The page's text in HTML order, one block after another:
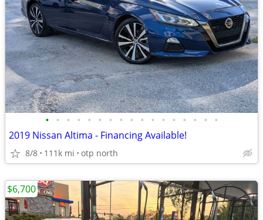
• • • • • • • • • • • • • • • • •
2019 Nissan Altima - Financing Available!
8/8 111k mi otp north
$6,700